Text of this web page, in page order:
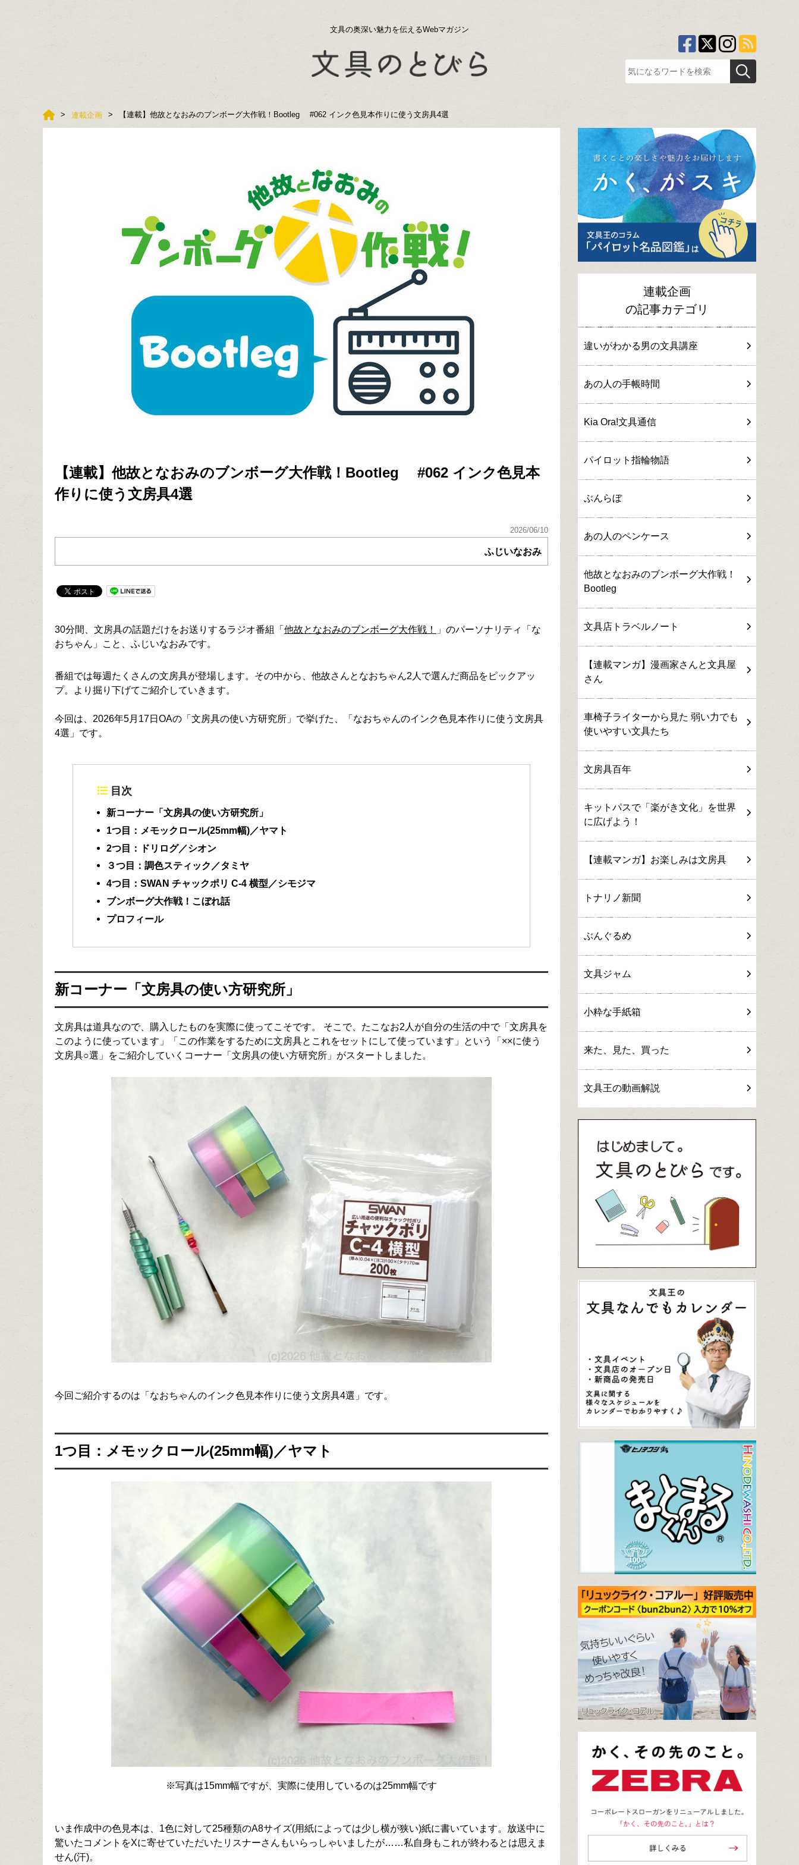
文具の奥深い魅力を伝えるWebマガジン
連載企画 【連載】他故となおみのブンボーグ大作戦！Bootleg #062 インク色見本作りに使う文房具4選
【連載】他故となおみのブンボーグ大作戦！Bootleg #062 インク色見本
作りに使う文房具4選
2026/06/10
ふじいなおみ
30分間、文房具の話題だけをお送りするラジオ番組「 他故となおみのブンボーグ大作戦！
」のパーソナリティ「な
おちゃん」こと、ふじいなおみです。
番組では毎週たくさんの文房具が登場します。その中から、他故さんとなおちゃん2人で選んだ商品をピックアッ
プ。より掘り下げてご紹介していきます。
今回は、2026年5月17日OAの「文房具の使い方研究所」で挙げた、「なおちゃんのインク色見本作りに使う文房具
4選」です。
目次
新コーナー「文房具の使い方研究所」
1つ目：メモックロール(25mm幅)／ヤマト
2つ目：ドリログ／シオン
３つ目：調色スティック／タミヤ
4つ目：SWAN チャックポリ C-4 横型／シモジマ
ブンボーグ大作戦！こぼれ話
プロフィール
新コーナー「文房具の使い方研究所」
文房具は道具なので、購入したものを実際に使ってこそです。 そこで、たこなお2人が自分の生活の中で「文房具を
このように使っています」「この作業をするために文房具とこれをセットにして使っています」という「××に使う
文房具○選」をご紹介していくコーナー「文房具の使い方研究所」がスタートしました。
今回ご紹介するのは「なおちゃんのインク色見本作りに使う文房具4選」です。
1つ目：メモックロール(25mm幅)／ヤマト
※写真は15mm幅ですが、実際に使用しているのは25mm幅です
いま作成中の色見本は、1色に対して25種類のA8サイズ(用紙によっては少し横が狭い)紙に書いています。放送中に
驚いたコメントをXに寄せていただいたリスナーさんもいらっしゃいましたが……私自身もこれが終わるとは思えま
せん(汗)。
連載企画
の記事カテゴリ
違いがわかる男の文具講座
あの人の手帳時間
Kia Ora!文具通信
パイロット指輪物語
ぶんらぼ
あの人のペンケース
他故となおみのブンボーグ大作戦！
Bootleg
文具店トラベルノート
【連載マンガ】漫画家さんと文具屋
さん
車椅子ライターから見た 弱い力でも
使いやすい文具たち
文房具百年
キットパスで「楽がき文化」を世界
に広げよう！
【連載マンガ】お楽しみは文房具
トナリノ新聞
ぶんぐるめ
文具ジャム
小粋な手紙箱
来た、見た、買った
文具王の動画解説